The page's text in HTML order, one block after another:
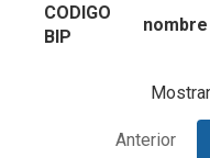
CODIGO
BIP
nombre
Anterior